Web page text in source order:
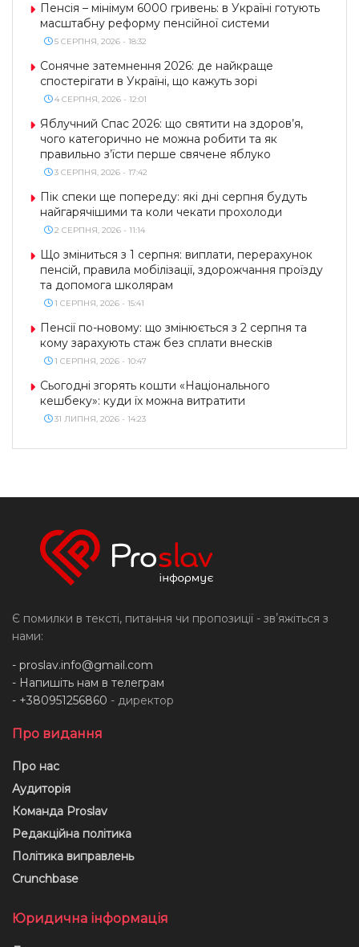
Пенсія – мінімум 6000 гривень: в Україні готують
масштабну реформу пенсійної системи
5 СЕРПНЯ, 2026 - 18:32
Сонячне затемнення 2026: де найкраще
спостерігати в Україні, що кажуть зорі
4 СЕРПНЯ, 2026 - 12:01
Яблучний Спас 2026: що святити на здоров’я,
чого категорично не можна робити та як
правильно з’їсти перше свячене яблуко
3 СЕРПНЯ, 2026 - 17:42
Пік спеки ще попереду: які дні серпня будуть
найгарячішими та коли чекати прохолоди
2 СЕРПНЯ, 2026 - 11:14
Що зміниться з 1 серпня: виплати, перерахунок
пенсій, правила мобілізації, здорожчання проїзду
та допомога школярам
1 СЕРПНЯ, 2026 - 15:41
Пенсії по-новому: що змінюється з 2 серпня та
кому зарахують стаж без сплати внесків
1 СЕРПНЯ, 2026 - 10:47
Сьогодні згорять кошти «Національного
кешбеку»: куди їх можна витратити
31 ЛИПНЯ, 2026 - 14:23
Є помилки в тексті, питання чи пропозиції - звʼяжіться з
нами:
- proslav.info@gmail.com
- Напишіть нам в телеграм
- +380951256860 - директор
Про видання
Про нас
Аудиторія
Команда Proslav
Редакційна політика
Політика виправлень
Crunchbase
Юридична інформація